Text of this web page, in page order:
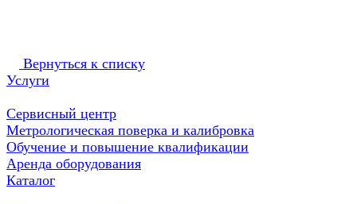
Вернуться к списку
Услуги
Сервисный центр
Метрологическая поверка и калибровка
Обучение и повышение квалификации
Аренда оборудования
Каталог